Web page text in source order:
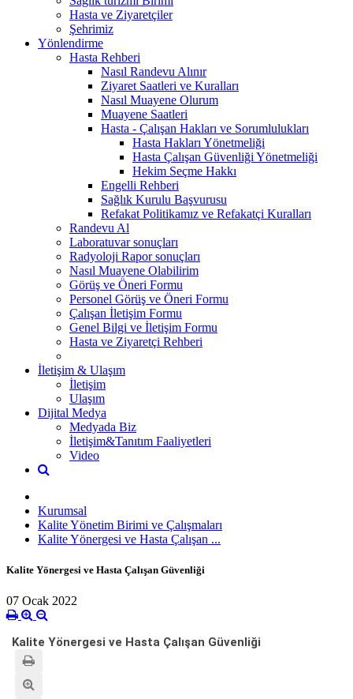
Hasta ve Ziyaretçiler
Şehrimiz
Yönlendirme
Hasta Rehberi
Nasıl Randevu Alınır
Ziyaret Saatleri ve Kuralları
Nasıl Muayene Olurum
Muayene Saatleri
Hasta - Çalışan Hakları ve Sorumlulukları
Hasta Hakları Yönetmeliği
Hasta Çalışan Güvenliği Yönetmeliği
Hekim Seçme Hakkı
Engelli Rehberi
Sağlık Kurulu Başvurusu
Refakat Politikamız ve Refakatçi Kuralları
Randevu Al
Laboratuvar sonuçları
Radyoloji Rapor sonuçları
Nasıl Muayene Olabilirim
Görüş ve Öneri Formu
Personel Görüş ve Öneri Formu
Çalışan İletişim Formu
Genel Bilgi ve İletişim Formu
Hasta ve Ziyaretçi Rehberi
İletişim & Ulaşım
İletişim
Ulaşım
Dijital Medya
Medyada Biz
İletişim&Tanıtım Faaliyetleri
Video
Kurumsal
Kalite Yönetim Birimi ve Çalışmaları
Kalite Yönergesi ve Hasta Çalışan ...
Kalite Yönergesi ve Hasta Çalışan Güvenliği
07 Ocak 2022
Kalite Yönergesi ve Hasta Çalışan Güvenliği